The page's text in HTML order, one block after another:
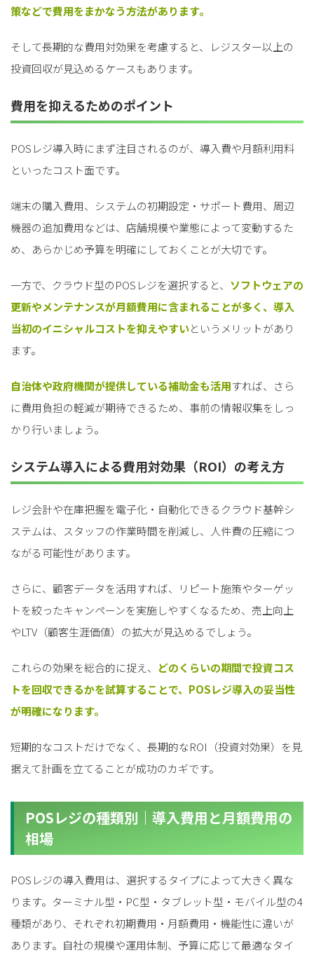
策などで費用をまかなう方法があります。
そして長期的な費用対効果を考慮すると、レジスター以上の
投資回収が見込めるケースもあります。
費用を抑えるためのポイント
POSレジ導入時にまず注目されるのが、導入費や月額利用料
といったコスト面です。
端末の購入費用、システムの初期設定・サポート費用、周辺
機器の追加費用などは、店舗規模や業態によって変動するた
め、あらかじめ予算を明確にしておくことが大切です。
一方で、クラウド型のPOSレジを選択すると、 ソフトウェアの
更新やメンテナンスが月額費用に含まれることが多く、導入
当初のイニシャルコストを抑えやすいというメリットがあり
ます。
自治体や政府機関が提供している補助金も活用すれば、さら
に費用負担の軽減が期待できるため、事前の情報収集をしっ
かり行いましょう。
システム導入による費用対効果（ROI）の考え方
レジ会計や在庫把握を電子化・自動化できるクラウド基幹シ
ステムは、スタッフの作業時間を削減し、人件費の圧縮につ
ながる可能性があります。
さらに、顧客データを活用すれば、リピート施策やターゲッ
トを絞ったキャンペーンを実施しやすくなるため、売上向上
やLTV（顧客生涯価値）の拡大が見込めるでしょう。
これらの効果を総合的に捉え、
どのくらいの期間で投資コス
トを回収できるかを試算することで、POSレジ導入の妥当性
が明確になります。
短期的なコストだけでなく、長期的なROI（投資対効果）を見
据えて計画を立てることが成功のカギです。
POSレジの種類別｜導入費用と月額費用の
相場
POSレジの導入費用は、選択するタイプによって大きく異な
ります。ターミナル型・PC型・タブレット型・モバイル型の4
種類があり、それぞれ初期費用・月額費用・機能性に違いが
あります。自社の規模や運用体制、予算に応じて最適なタイ